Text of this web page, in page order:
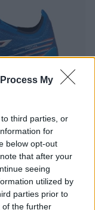
My
third parties, or
for
below opt-out
that after your
seeing
utilized by
parties prior to
of the further